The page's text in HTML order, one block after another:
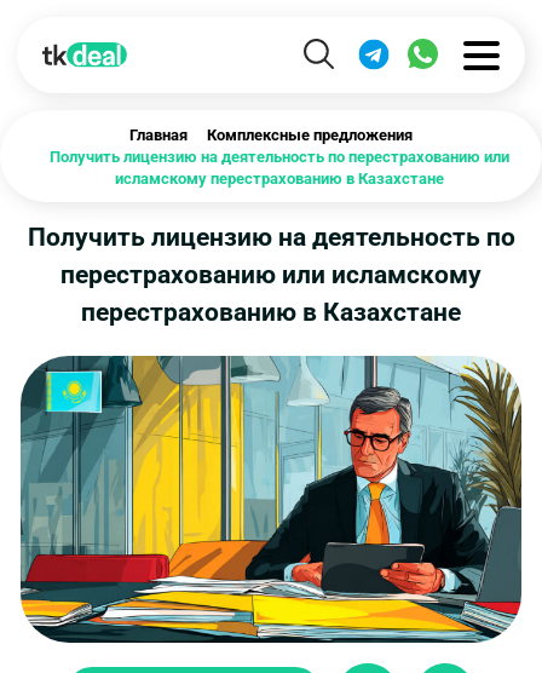
Главная
Комплексные предложения
Получить лицензию на деятельность по перестрахованию или
исламскому перестрахованию в Казахстане
Получить лицензию на деятельность по
перестрахованию или исламскому
перестрахованию в Казахстане